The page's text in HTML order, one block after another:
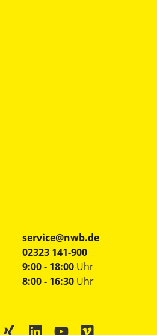
service@nwb.de
02323 141-900
9:00 - 18:00 Uhr
8:00 - 16:30 Uhr